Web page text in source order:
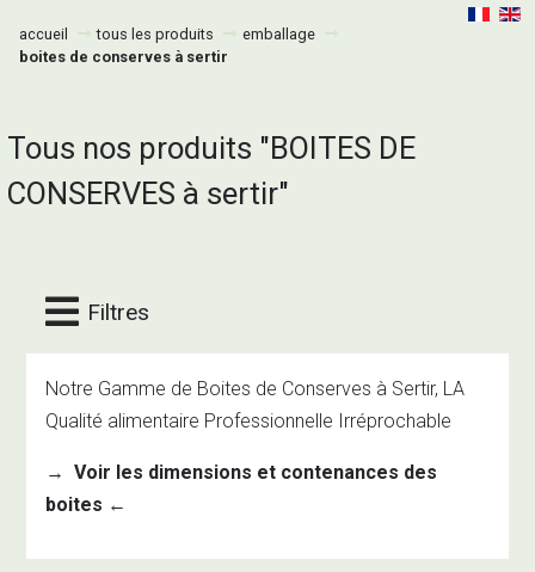
accueil tous les produits
emballage
boites de conserves à sertir
Tous nos produits "BOITES DE
CONSERVES à sertir"
Filtres
Notre Gamme de Boites de Conserves à Sertir, LA
Qualité alimentaire Professionnelle Irréprochable
→Voir les dimensions et contenances des
boites ←